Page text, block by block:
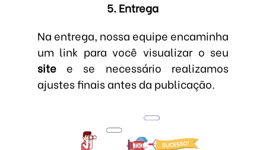
5. Entrega
Na entrega, nossa equipe encaminha
um link para você visualizar o seu
sitee se necessário realizamos
ajustes finais antes da publicação.